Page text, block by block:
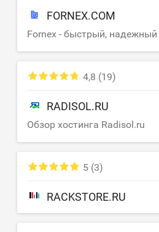
FORNEX.COM
Fornex - быстрый,
RADISOL.RU
Обзор хостинга Radisol.ru
4,8 (19)
RACKSTORE.RU
5 (3)